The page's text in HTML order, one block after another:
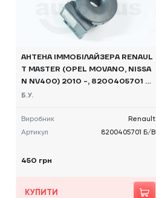
АНТЕНА ІММОБІЛАЙЗЕРА RENAUL
T MASTER (OPEL MOVANO, NISSA
N NV400) 2010 -, 8200405701 Б/
В
Б.У.
Виробник
Renault
Артикул
8200405701 Б/В
450 грн
КУПИТИ